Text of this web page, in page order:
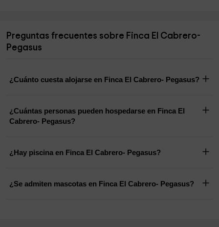
Preguntas frecuentes sobre Finca El Cabrero-
Pegasus
¿Cuánto cuesta alojarse en Finca El Cabrero- Pegasus?
¿Cuántas personas pueden hospedarse en Finca El
Cabrero- Pegasus?
¿Hay piscina en Finca El Cabrero- Pegasus?
¿Se admiten mascotas en Finca El Cabrero- Pegasus?